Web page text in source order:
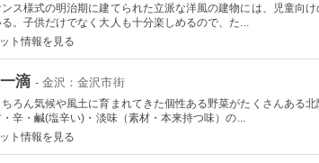
ス様式の明治期に建てられた立派な洋風の建物には、児童向
。子供だけでなく大人も十分楽しめるので、た...
ト情報を見る
滴 - 金沢：金沢市街
ろん気候や風土に育まれてきた個性ある野菜がたくさんある
辛・鹹(塩辛い)・淡味（素材・本来持つ味）の...
ト情報を見る